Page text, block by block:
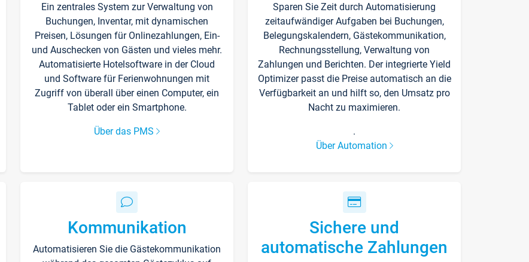
Ein zentrales System zur Verwaltung von
Buchungen, Inventar, mit dynamischen
Preisen, Lösungen für Onlinezahlungen, Ein-
und Auschecken von Gästen und vieles mehr.
Automatisierte Hotelsoftware in der Cloud
und Software für Ferienwohnungen mit
Zugriff von überall über einen Computer, ein
Tablet oder ein Smartphone.
Über das PMS
Sparen Sie Zeit durch Automatisierung
zeitaufwändiger Aufgaben bei Buchungen,
Belegungskalendern, Gästekommunikation,
Rechnungsstellung, Verwaltung von
Zahlungen und Berichten. Der integrierte Yield
Optimizer passt die Preise automatisch an die
Verfügbarkeit an und hilft so, den Umsatz pro
Nacht zu maximieren.
.
Über Automation
Kommunikation
Automatisieren Sie die Gästekommunikation
Sichere und
automatische Zahlungen